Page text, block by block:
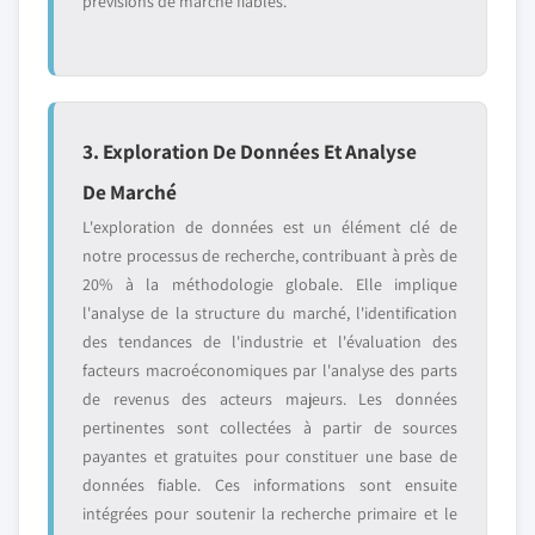
3. Exploration De Données Et Analyse
De Marché
L'exploration de données est un élément clé de
notre processus de recherche, contribuant à près de
20% à la méthodologie globale. Elle implique
l'analyse de la structure du marché, l'identification
des tendances de l'industrie et l'évaluation des
facteurs macroéconomiques par l'analyse des parts
de revenus des acteurs majeurs. Les données
pertinentes sont collectées à partir de sources
payantes et gratuites pour constituer une base de
données fiable. Ces informations sont ensuite
intégrées pour soutenir la recherche primaire et le